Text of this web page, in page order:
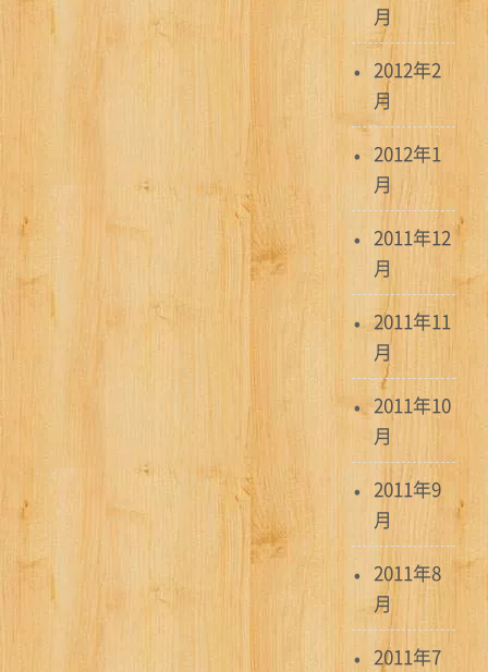
月
2012年2
月
2012年1
月
2011年12
月
2011年11
月
2011年10
月
2011年9
月
2011年8
月
2011年7